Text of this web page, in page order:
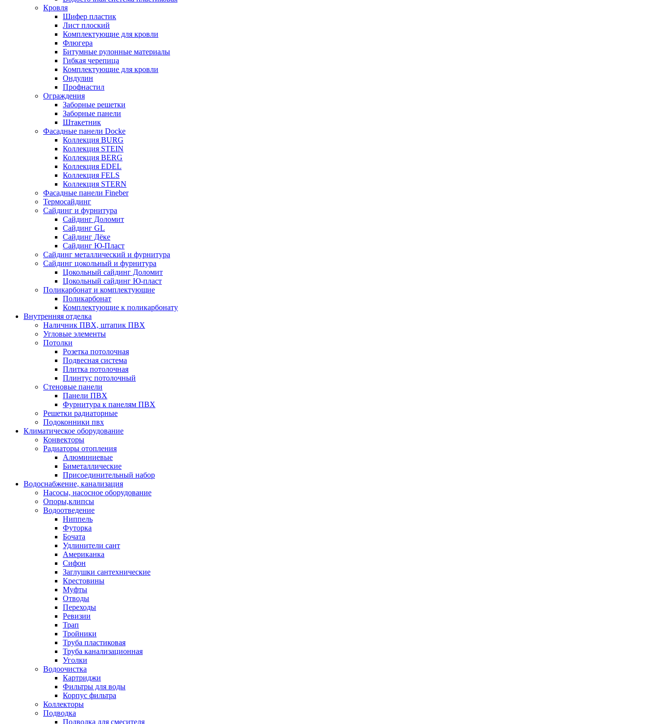
Кровля
Шифер пластик
Лист плоский
Комплектующие для кровли
Флюгера
Битумные рулонные материалы
Гибкая черепица
Комплектующие для кровли
Ондулин
Профнастил
Ограждения
Заборные решетки
Заборные панели
Штакетник
Фасадные панели Docke
Коллекция BURG
Коллекция STEIN
Коллекция BERG
Коллекция EDEL
Коллекция FELS
Коллекция STERN
Фасадные панели Fineber
Термосайдинг
Сайдинг и фурнитура
Сайдинг Доломит
Сайдинг GL
Сайдинг Дёке
Сайдинг Ю-Пласт
Сайдинг металлический и фурнитура
Сайдинг цокольный и фурнитура
Цокольный сайдинг Доломит
Цокольный сайдинг Ю-пласт
Поликарбонат и комплектующие
Поликарбонат
Комплектующие к поликарбонату
Внутренняя отделка
Наличник ПВХ, штапик ПВХ
Угловые элементы
Потолки
Розетка потолочная
Подвесная система
Плитка потолочная
Плинтус потолочный
Стеновые панели
Панели ПВХ
Фурнитура к панелям ПВХ
Решетки радиаторные
Подоконники пвх
Климатическое оборудование
Конвекторы
Радиаторы отопления
Алюминиевые
Биметаллические
Присоединительный набор
Водоснабжение, канализация
Насосы, насосное оборудование
Опоры,клипсы
Водоотведение
Ниппель
Футорка
Бочата
Удлинители сант
Американка
Сифон
Заглушки сантехнические
Крестовины
Муфты
Отводы
Переходы
Ревизии
Трап
Тройники
Труба пластиковая
Труба канализационная
Уголки
Водоочистка
Картриджи
Фильтры для воды
Корпус фильтра
Коллекторы
Подводка
Подводка для смесителя